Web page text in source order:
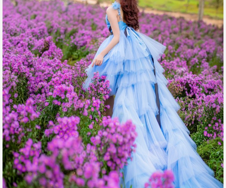
Những luống hoa thạch thảo tím trải dài dưới chân đồi (Ảnh: The Florest)
Hoa thạch thảo có nhiều màu khác nhau như hồng, trắng,
xanh nhưng được yêu thích nhất có lẽ vẫn là thạch thảo tím.
Hoa có nguồn gốc từ Ý xong được lan rộng ra rất nhiều nơi
trên thế giới, trong đó có Việt Nam.